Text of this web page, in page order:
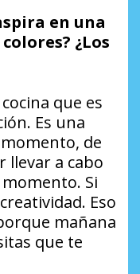
en una
¿Los
que es
Es una
de
llevar a cabo
Si
Eso
mañana
que te